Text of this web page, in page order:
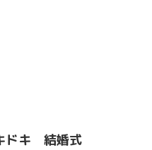
ドキ 結婚式